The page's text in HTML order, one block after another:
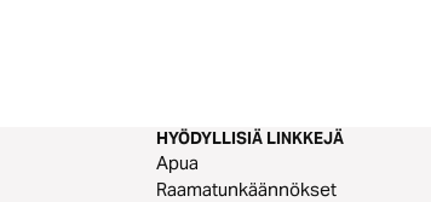
HYÖDYLLISIÄ LINKKEJÄ
Apua
Raamatunkäännökset